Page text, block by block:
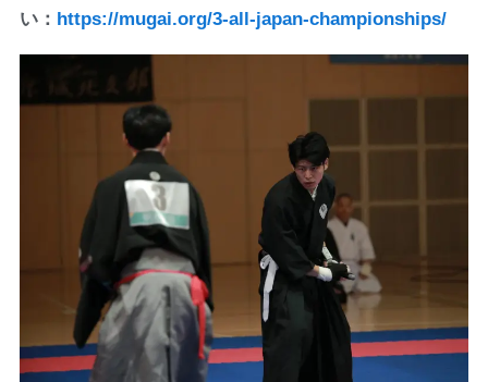
い： https://mugai.org/3-all-japan-championships/